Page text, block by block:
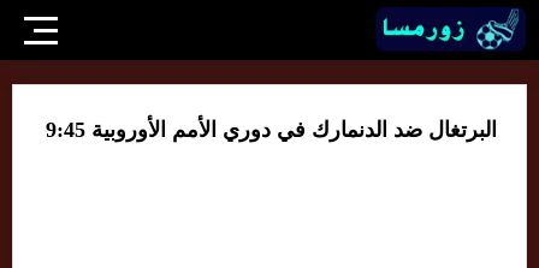
البرتغال ضد الدنمارك في دوري الأمم الأوروبية 9:45